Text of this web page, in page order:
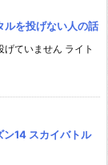
ルを投げない人の話
ていません ライト
14 スカイバトル